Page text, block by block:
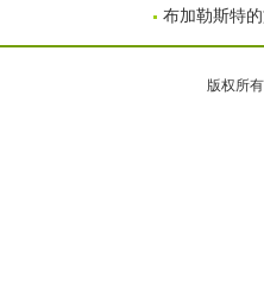
布加勒斯特
版权所